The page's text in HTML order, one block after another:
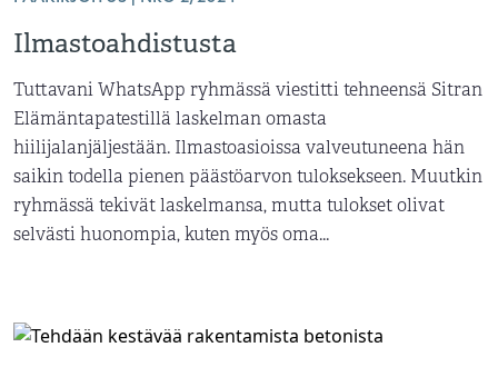
Ilmastoahdistusta
Tuttavani WhatsApp ryhmässä viestitti tehneensä Sitran
Elämäntapatestillä laskelman omasta
hiilijalanjäljestään. Ilmastoasioissa valveutuneena hän
saikin todella pienen päästöarvon tuloksekseen. Muutkin
ryhmässä tekivät laskelmansa, mutta tulokset olivat
selvästi huonompia, kuten myös oma...